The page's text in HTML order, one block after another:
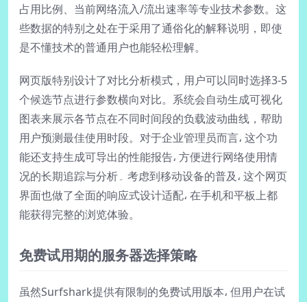
占用比例、当前网络流入/流出速率等专业技术参数。这
些数据的特别之处在于采用了通俗化的解释说明，即使
是不懂技术的普通用户也能轻松理解。
网页版特别设计了对比分析模式，用户可以同时选择3-5
个候选节点进行参数横向对比。系统会自动生成可视化
图表来展示各节点在不同时间段的负载波动曲线，帮助
用户预测最佳使用时段。对于企业管理员而言، 这个功
能还支持生成可导出的性能报告، 方便进行网络使用情
况的长期追踪与分析۔ 考虑到移动设备的普及، 这个网页
界面也做了全面的响应式设计适配، 在手机和平板上都
能获得完整的浏览体验。
免费试用期的服务器选择策略
虽然Surfshark提供有限制的免费试用版本، 但用户在试